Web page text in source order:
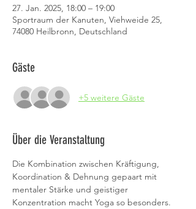
27. Jan. 2025, 18:00 – 19:00
Sportraum der Kanuten, Viehweide 25,
74080 Heilbronn, Deutschland
Gäste
+5 weitere Gäste
Über die Veranstaltung
Die Kombination zwischen Kräftigung,
Koordination & Dehnung gepaart mit
mentaler Stärke und geistiger
Konzentration macht Yoga so besonders.